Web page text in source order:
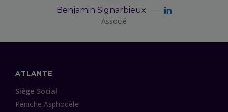
Benjamin Signarbieux
Associé
ATLANTE
Siège Social
Péniche Asphodèle